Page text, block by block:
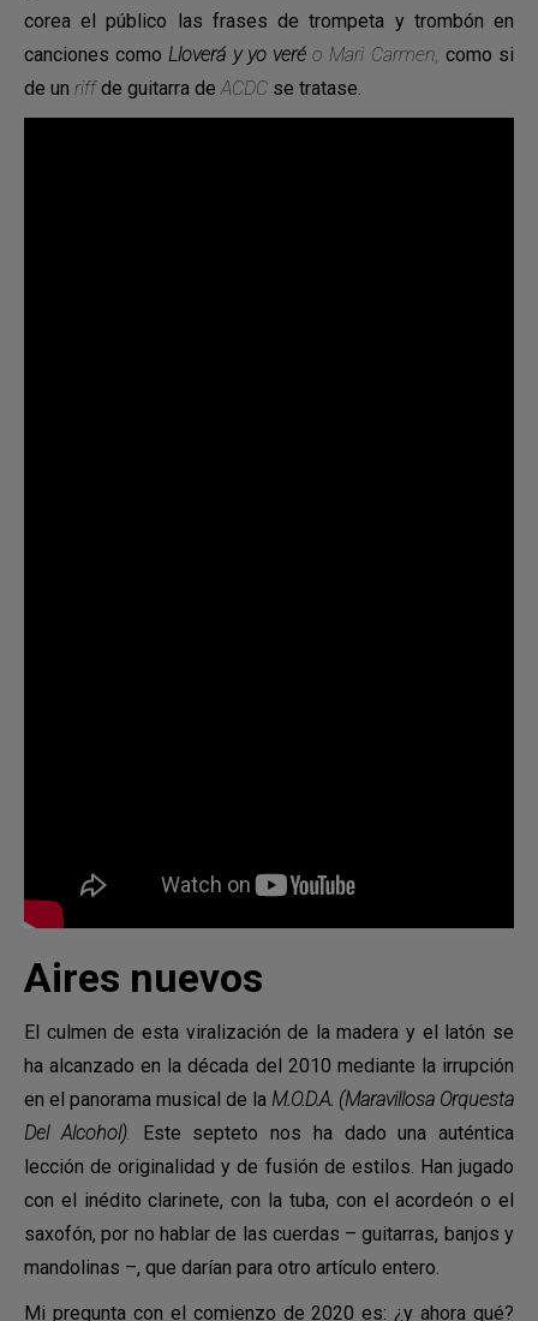
corea el público las frases de trompeta y trombón en
canciones comoLloverá y yo veré o Mari Carmen, como si
de un riffde guitarra deACDC se tratase.
Aires nuevos
El culmen de esta viralización de la madera y el latón se
ha alcanzado en la década del 2010 mediante la irrupción
en el panorama musical de la M.O.D.A. (Maravillosa Orquesta
Del Alcohol). Este septeto nos ha dado una auténtica
lección de originalidad y de fusión de estilos. Han jugado
con el inédito clarinete, con la tuba, con el acordeón o el
saxofón, por no hablar de las cuerdas – guitarras, banjos y
mandolinas –, que darían para otro artículo entero.
Mi pregunta con el comienzo de 2020 es: ¿y ahora qué?